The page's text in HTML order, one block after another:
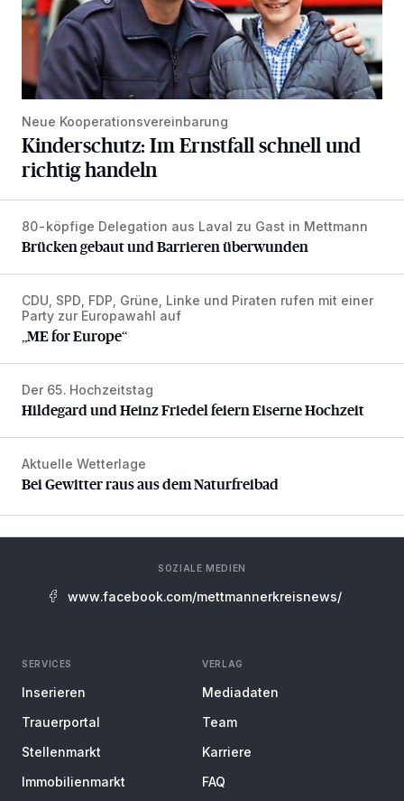
Neue Kooperationsvereinbarung
Kinderschutz: Im Ernstfall schnell und
richtig handeln
Brücken gebaut und Barrieren überwunden
80-köpfige Delegation aus Laval zu Gast in Mettmann
Brücken gebaut und Barrieren überwunden
„ME for Europe“
CDU, SPD, FDP, Grüne, Linke und Piraten rufen mit einer
Party zur Europawahl auf
„ME for Europe“
Hildegard und Heinz Friedel feiern Eiserne Hochzeit
Der 65. Hochzeitstag
Hildegard und Heinz Friedel feiern Eiserne Hochzeit
Bei Gewitter raus aus dem Naturfreibad
Aktuelle Wetterlage
Bei Gewitter raus aus dem Naturfreibad
SOZIALE MEDIEN
www.facebook.com/mettmannerkreisnews/
SERVICES
Inserieren
Trauerportal
Stellenmarkt
Immobilienmarkt
VERLAG
Mediadaten
Team
Karriere
FAQ